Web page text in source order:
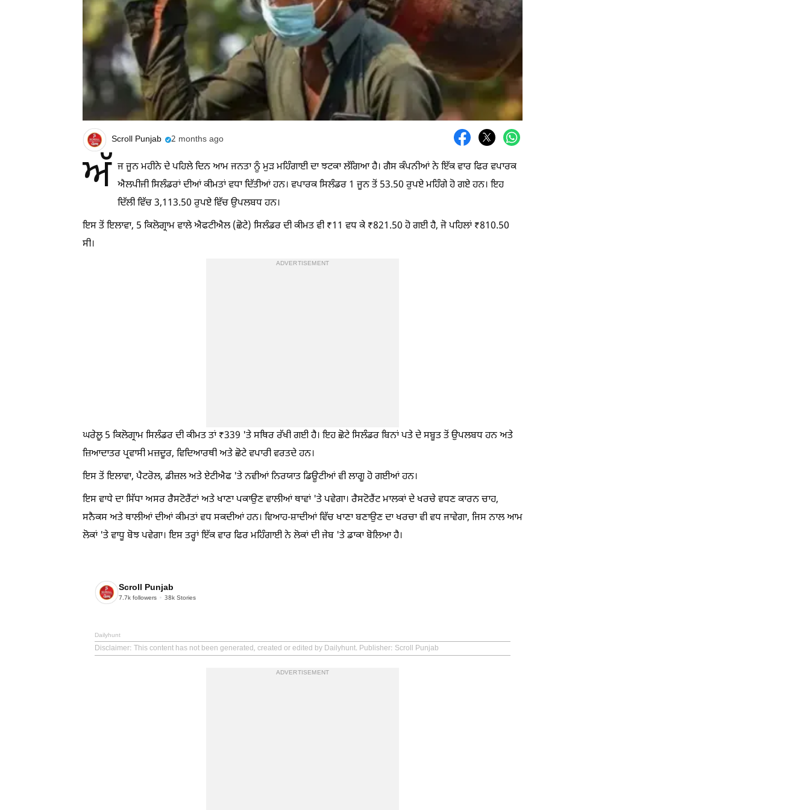
Scroll Punjab 2 months ago
ਅੱ ਜ ਜੂਨ ਮਹੀਨੇ ਦੇ ਪਹਿਲੇ ਦਿਨ ਆਮ ਜਨਤਾ ਨੂੰ ਮੁੜ ਮਹਿੰਗਾਈ ਦਾ ਝਟਕਾ ਲੱਗਿਆ ਹੈ। ਗੈਸ ਕੰਪਨੀਆਂ ਨੇ ਇੱਕ ਵਾਰ ਫਿਰ ਵਪਾਰਕ
ਐਲਪੀਜੀ ਸਿਲੰਡਰਾਂ ਦੀਆਂ ਕੀਮਤਾਂ ਵਧਾ ਦਿੱਤੀਆਂ ਹਨ। ਵਪਾਰਕ ਸਿਲੰਡਰ 1 ਜੂਨ ਤੋਂ 53.50 ਰੁਪਏ ਮਹਿੰਗੇ ਹੋ ਗਏ ਹਨ। ਇਹ
ਦਿੱਲੀ ਵਿੱਚ 3,113.50 ਰੁਪਏ ਵਿੱਚ ਉਪਲਬਧ ਹਨ।
ਇਸ ਤੋਂ ਇਲਾਵਾ, 5 ਕਿਲੋਗ੍ਰਾਮ ਵਾਲੇ ਐਫਟੀਐਲ (ਛੋਟੇ) ਸਿਲੰਡਰ ਦੀ ਕੀਮਤ ਵੀ ₹11 ਵਧ ਕੇ ₹821.50 ਹੋ ਗਈ ਹੈ, ਜੋ ਪਹਿਲਾਂ ₹810.50
ਸੀ।
ADVERTISEMENT
ਘਰੇਲੂ 5 ਕਿਲੋਗ੍ਰਾਮ ਸਿਲੰਡਰ ਦੀ ਕੀਮਤ ਤਾਂ ₹339 'ਤੇ ਸਥਿਰ ਰੱਖੀ ਗਈ ਹੈ। ਇਹ ਛੋਟੇ ਸਿਲੰਡਰ ਬਿਨਾਂ ਪਤੇ ਦੇ ਸਬੂਤ ਤੋਂ ਉਪਲਬਧ ਹਨ ਅਤੇ
ਜ਼ਿਆਦਾਤਰ ਪ੍ਰਵਾਸੀ ਮਜ਼ਦੂਰ, ਵਿਦਿਆਰਥੀ ਅਤੇ ਛੋਟੇ ਵਪਾਰੀ ਵਰਤਦੇ ਹਨ।
ਇਸ ਤੋਂ ਇਲਾਵਾ, ਪੈਟਰੋਲ, ਡੀਜ਼ਲ ਅਤੇ ਏਟੀਐਫ 'ਤੇ ਨਵੀਆਂ ਨਿਰਯਾਤ ਡਿਊਟੀਆਂ ਵੀ ਲਾਗੂ ਹੋ ਗਈਆਂ ਹਨ।
ਇਸ ਵਾਧੇ ਦਾ ਸਿੱਧਾ ਅਸਰ ਰੈਸਟੋਰੈਂਟਾਂ ਅਤੇ ਖਾਣਾ ਪਕਾਉਣ ਵਾਲੀਆਂ ਥਾਵਾਂ 'ਤੇ ਪਵੇਗਾ। ਰੈਸਟੋਰੈਂਟ ਮਾਲਕਾਂ ਦੇ ਖਰਚੇ ਵਧਣ ਕਾਰਨ ਚਾਹ,
ਸਨੈਕਸ ਅਤੇ ਥਾਲੀਆਂ ਦੀਆਂ ਕੀਮਤਾਂ ਵਧ ਸਕਦੀਆਂ ਹਨ। ਵਿਆਹ-ਸ਼ਾਦੀਆਂ ਵਿੱਚ ਖਾਣਾ ਬਣਾਉਣ ਦਾ ਖਰਚਾ ਵੀ ਵਧ ਜਾਵੇਗਾ, ਜਿਸ ਨਾਲ ਆਮ
ਲੋਕਾਂ 'ਤੇ ਵਾਧੂ ਬੋਝ ਪਵੇਗਾ। ਇਸ ਤਰ੍ਹਾਂ ਇੱਕ ਵਾਰ ਫਿਰ ਮਹਿੰਗਾਈ ਨੇ ਲੋਕਾਂ ਦੀ ਜੇਬ 'ਤੇ ਡਾਕਾ ਬੋਲਿਆ ਹੈ।
Scroll Punjab
7.7k followers 38k Stories
Dailyhunt
Disclaimer: This content has not been generated, created or edited by Dailyhunt. Publisher: Scroll Punjab
ADVERTISEMENT